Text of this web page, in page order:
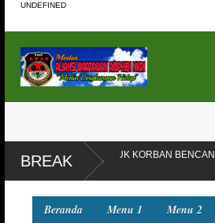
UNDEFINED
BREAK
KORBAN BENCANA DI
Beranda Menu 1 Menu 2